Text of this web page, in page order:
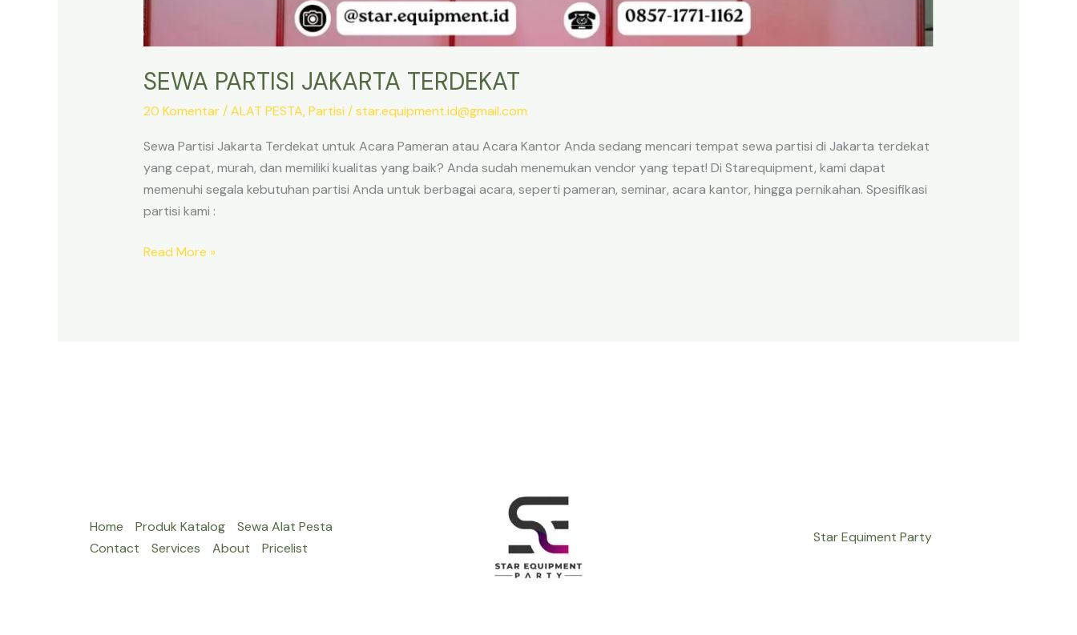
SEWA PARTISI JAKARTA TERDEKAT
20 Komentar /ALAT PESTA,Partisi /star.equipment.id@gmail.com
Sewa Partisi Jakarta Terdekat untuk Acara Pameran atau Acara Kantor Anda sedang mencari tempat sewa partisi di Jakarta terdekat
yang cepat, murah, dan memiliki kualitas yang baik? Anda sudah menemukan vendor yang tepat! Di Starequipment, kami dapat
memenuhi segala kebutuhan partisi Anda untuk berbagai acara, seperti pameran, seminar, acara kantor, hingga pernikahan. Spesifikasi
partisi kami :
SEWA
Read More »
Home Produk Katalog
Sewa Alat Pesta
Contact
Services About Pricelist
Star Equiment Party